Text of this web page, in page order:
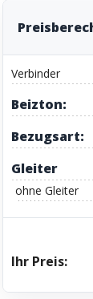
Verbinder
Beizton:
Bezugsart:
Gleiter
ohne Gleiter
Ihr Preis: